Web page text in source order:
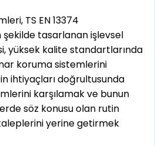
TS EN 13374
tasarlanan işlevsel
yüksek kalite standartlarında
koruma sistemlerini
ihtiyaçları doğrultusunda
karşılamak ve bunun
söz konusu olan rutin
yerine getirmek